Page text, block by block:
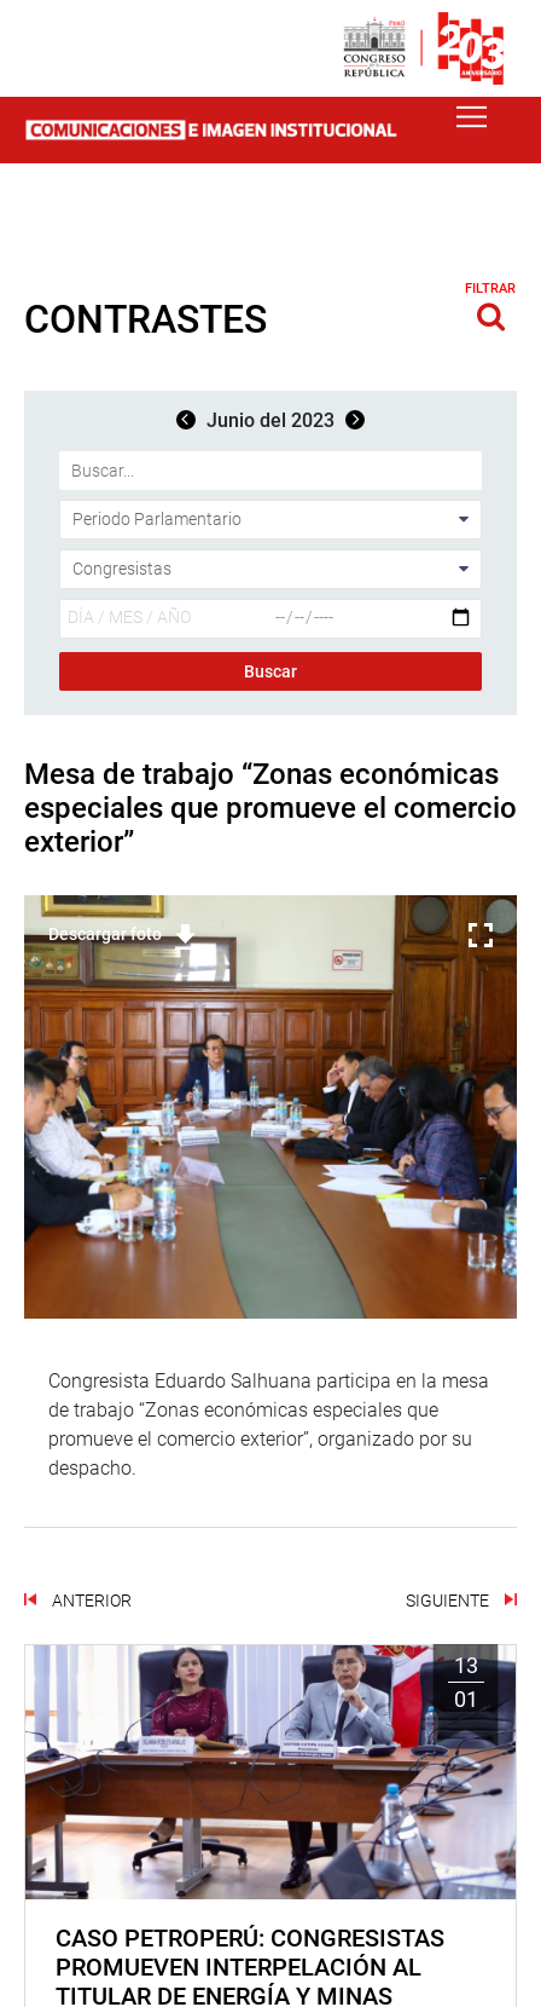
CONTRASTES
FILTRAR
Junio del 2023
Mesa de trabajo “Zonas económicas
especiales que promueve el comercio
exterior”
Descargar foto
Congresista Eduardo Salhuana participa en la mesa
de trabajo “Zonas económicas especiales que
promueve el comercio exterior”, organizado por su
despacho.
ANTERIOR SIGUIENTE
13
01
CASO PETROPERÚ: CONGRESISTAS
PROMUEVEN INTERPELACIÓN AL
TITULAR DE ENERGÍA Y MINAS